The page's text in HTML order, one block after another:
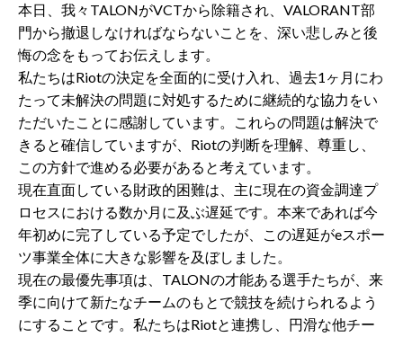
本日、我々TALONがVCTから除籍され、VALORANT部
門から撤退しなければならないことを、深い悲しみと後
悔の念をもってお伝えします。
私たちはRiotの決定を全面的に受け入れ、過去1ヶ月にわ
たって未解決の問題に対処するために継続的な協力をい
ただいたことに感謝しています。これらの問題は解決で
きると確信していますが、Riotの判断を理解、尊重し、
この方針で進める必要があると考えています。
現在直面している財政的困難は、主に現在の資金調達プ
ロセスにおける数か月に及ぶ遅延です。本来であれば今
年初めに完了している予定でしたが、この遅延がeスポー
ツ事業全体に大きな影響を及ぼしました。
現在の最優先事項は、TALONの才能ある選手たちが、来
季に向けて新たなチームのもとで競技を続けられるよう
にすることです。私たちはRiotと連携し、円滑な他チー